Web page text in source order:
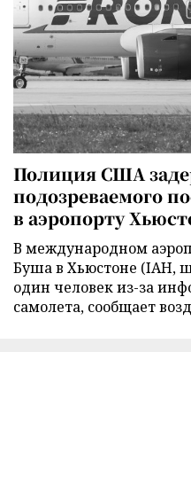
Полиция США
подозреваемого
в аэропорту
В международном
Буша в Хьюстоне (IAH,
один человек из-за
самолета, сообщает